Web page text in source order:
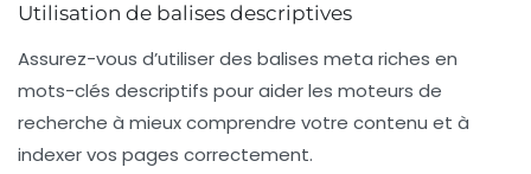
Utilisation de balises descriptives
Assurez-vous d’utiliser des balises meta riches en
mots-clés descriptifs pour aider les moteurs de
recherche à mieux comprendre votre contenu et à
indexer vos pages correctement.